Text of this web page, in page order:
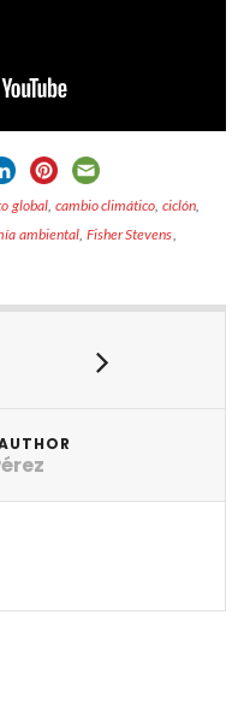
global, cambio climático ,ciclón
ambiental, Fisher Stevens